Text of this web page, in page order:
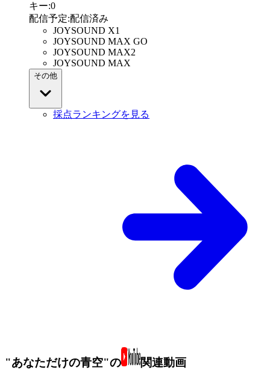
キー:0
配信予定:配信済み
JOYSOUND X1
JOYSOUND MAX GO
JOYSOUND MAX2
JOYSOUND MAX
その他
採点ランキングを見る
"あなただけの青空"の 関連動画